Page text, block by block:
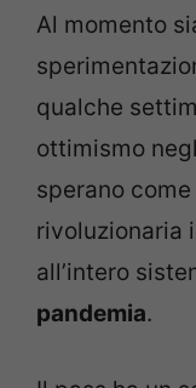
Al momento
qualche
ottimismo
sperano
rivoluzionaria
all’intero
pandemia.